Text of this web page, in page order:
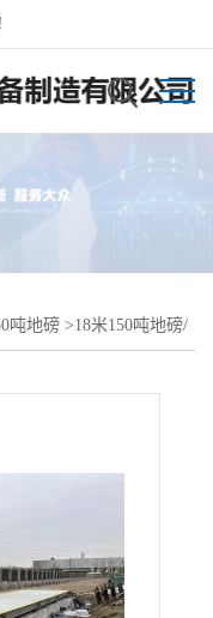
吨地磅 >18米150吨地磅/